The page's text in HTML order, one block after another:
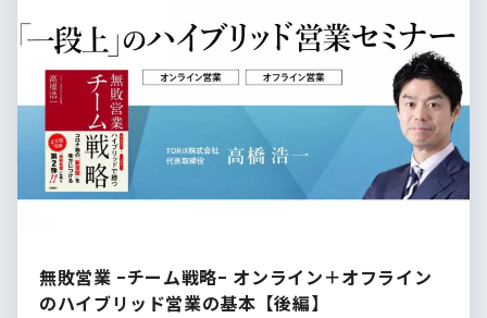
無敗営業 -チーム戦略- オンライン＋オフライン
のハイブリッド営業の基本【後編】